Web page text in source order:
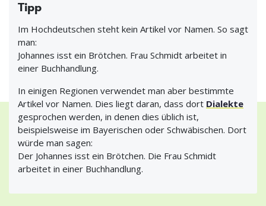
Tipp
Im Hochdeutschen steht kein Artikel vor Namen. So sagt
man:
Johannes isst ein Brötchen. Frau Schmidt arbeitet in
einer Buchhandlung.
In einigen Regionen verwendet man aber bestimmte
Artikel vor Namen. Dies liegt daran, dass dort Dialekte
gesprochen werden, in denen dies üblich ist,
beispielsweise im Bayerischen oder Schwäbischen. Dort
würde man sagen:
Der Johannes isst ein Brötchen. Die Frau Schmidt
arbeitet in einer Buchhandlung.